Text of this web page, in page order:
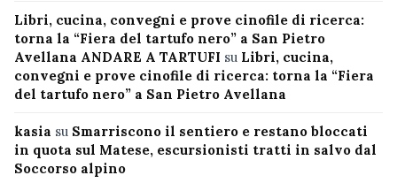
Libri, cucina, convegni e prove cinofile di ricerca:
torna la “Fiera del tartufo nero” a San Pietro
Avellana ANDARE A TARTUFI su Libri, cucina,
convegni e prove cinofile di ricerca: torna la “Fiera
del tartufo nero” a San Pietro Avellana
kasia su Smarriscono il sentiero e restano bloccati
in quota sul Matese, escursionisti tratti in salvo dal
Soccorso alpino